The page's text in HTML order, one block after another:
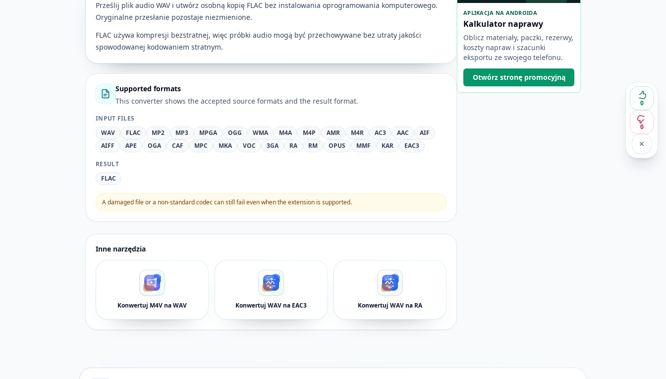
0
0
Prześlij plik audio WAV i utwórz osobną kopię FLAC bez instalowania oprogramowania komputerowego.
Oryginalne przesłanie pozostaje niezmienione.
FLAC używa kompresji bezstratnej, więc próbki audio mogą być przechowywane bez utraty jakości
spowodowanej kodowaniem stratnym.
Supported formats
This converter shows the accepted source formats and the result format.
INPUT FILES
WAV
FLAC MP2 MP3 MPGA OGG WMA M4A M4P AMR M4R AC3 AAC
AIF
AIFF
APE OGA CAF MPC MKA VOC 3GA RA RM OPUS MMF KAR EAC3
RESULT
FLAC
A damaged file or a non-standard codec can still fail even when the extension is supported.
Inne narzędzia
Konwertuj M4V na WAV Konwertuj WAV na EAC3 Konwertuj WAV na RA
APLIKACJA NA ANDROIDA
Kalkulator naprawy
Oblicz materiały, paczki, rezerwy,
koszty napraw i szacunki
eksportu ze swojego telefonu.
Otwórz stronę promocyjną